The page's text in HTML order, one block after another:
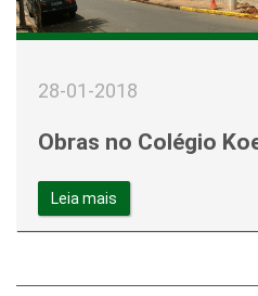
28-01-2018
Obras no Colégio
Leia mais